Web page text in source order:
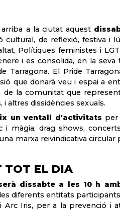
arriba a la ciutat aquest
de reflexió, festiva i
Polítiques feministes i
i es consolida, en la
El Pride
que donarà veu i espai a
la comunitat que
i altres dissidències sexuals.
un ventall d'activitats
i màgia, drag shows,
marxa reivindicativa
TOT EL DIA
dissabte a les 10 h
diferents entitats
Iris, per a la prevenció i